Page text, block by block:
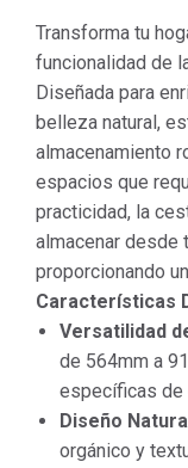
Transforma tu
funcionalidad de
Diseñada para
belleza natural,
almacenamiento
espacios que
practicidad, la
almacenar desde
proporcionando
Características
Versatilidad
de 564mm a
específicas de
Diseño
orgánico y